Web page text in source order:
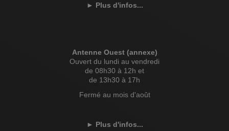
► Plus d'infos...
Antenne Ouest (annexe)
Ouvert du lundi au vendredi
de 08h30 à 12h et
de 13h30 à 17h
Fermé au mois d'août
► Plus d'infos...